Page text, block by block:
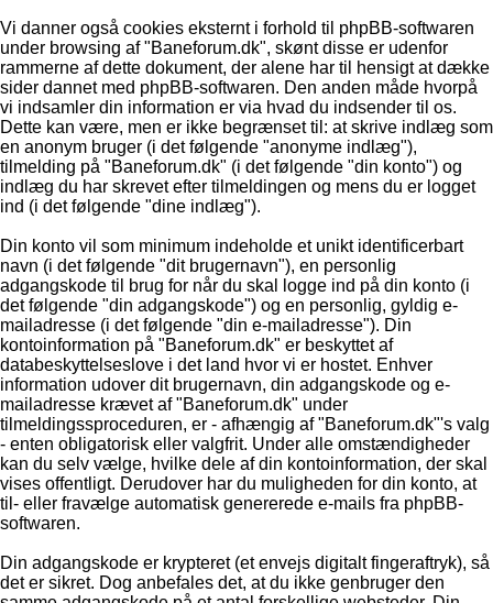
Vi danner også cookies eksternt i forhold til phpBB-softwaren
under browsing af "Baneforum.dk", skønt disse er udenfor
rammerne af dette dokument, der alene har til hensigt at dække
sider dannet med phpBB-softwaren. Den anden måde hvorpå
vi indsamler din information er via hvad du indsender til os.
Dette kan være, men er ikke begrænset til: at skrive indlæg som
en anonym bruger (i det følgende "anonyme indlæg"),
tilmelding på "Baneforum.dk" (i det følgende "din konto") og
indlæg du har skrevet efter tilmeldingen og mens du er logget
ind (i det følgende "dine indlæg").
Din konto vil som minimum indeholde et unikt identificerbart
navn (i det følgende "dit brugernavn"), en personlig
adgangskode til brug for når du skal logge ind på din konto (i
det følgende "din adgangskode") og en personlig, gyldig e-
mailadresse (i det følgende "din e-mailadresse"). Din
kontoinformation på "Baneforum.dk" er beskyttet af
databeskyttelseslove i det land hvor vi er hostet. Enhver
information udover dit brugernavn, din adgangskode og e-
mailadresse krævet af "Baneforum.dk" under
tilmeldingssproceduren, er - afhængig af "Baneforum.dk"'s valg
- enten obligatorisk eller valgfrit. Under alle omstændigheder
kan du selv vælge, hvilke dele af din kontoinformation, der skal
vises offentligt. Derudover har du muligheden for din konto, at
til- eller fravælge automatisk genererede e-mails fra phpBB-
softwaren.
Din adgangskode er krypteret (et envejs digitalt fingeraftryk), så
det er sikret. Dog anbefales det, at du ikke genbruger den